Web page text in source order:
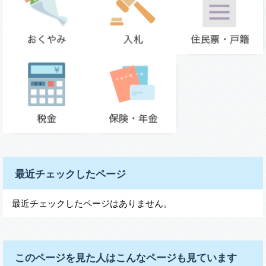
最近チェックしたページ
最近チェックしたページはありません。
このページを見た人はこんなページも見ています